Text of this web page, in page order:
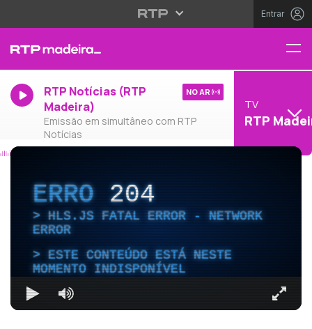
Entrar
RTP Notícias (RTP
Madeira)
Emissão em simultâneo com RTP
Notícias
NO AR
TV
RTP
ERRO204
HLS.JS FATAL ERROR - NETWORK
ERROR
ESTE CONTEÚDO ESTÁ NESTE
MOMENTO INDISPONÍVEL